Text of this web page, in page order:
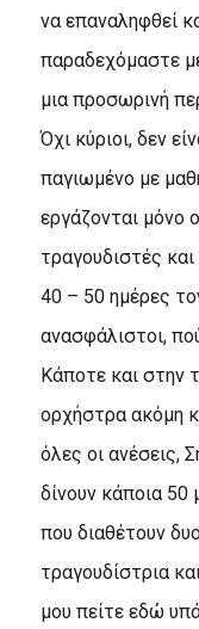
να επαναληφθεί
παραδεχόμαστε
μια προσωρινή
Όχι κύριοι, δεν
παγιωμένο με
εργάζονται μόνο
τραγουδιστές
40 – 50 ημέρες
ανασφάλιστοι,
Kάποτε και στην
ορχήστρα ακόμη
όλες οι ανέσεις,
δίνουν κάποια 50
που διαθέτουν
τραγουδίστρια
μου πείτε εδώ